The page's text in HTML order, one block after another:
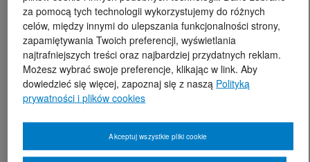
za pomocą tych technologii wykorzystujemy do różnych
celów, między innymi do ulepszania funkcjonalności strony,
zapamiętywania Twoich preferencji, wyświetlania
najtrafniejszych treści oraz najbardziej przydatnych reklam.
Możesz wybrać swoje preferencje, klikając w link. Aby
dowiedzieć się więcej, zapoznaj się z naszą Polityką
prywatności i plików cookies
Akceptuj wszystkie pliki cookie